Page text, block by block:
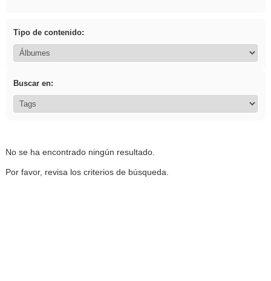
Tipo de contenido:
Buscar en:
No se ha encontrado ningún resultado.
Por favor, revisa los criterios de búsqueda.